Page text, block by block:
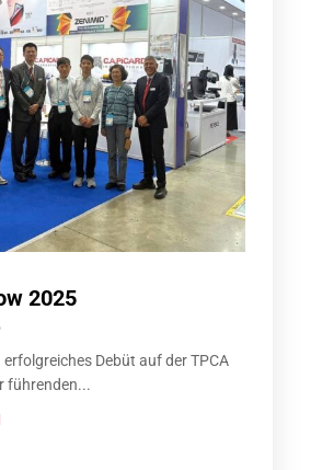
2025
Debüt auf der TPCA
führenden...